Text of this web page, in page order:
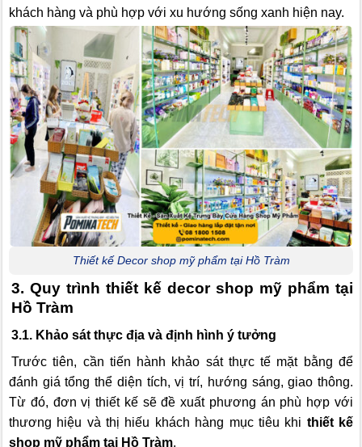
khách hàng và phù hợp với xu hướng sống xanh hiện nay.
Thiết kế Decor shop mỹ phẩm tại Hồ Tràm
3. Quy trình thiết kế decor shop mỹ phẩm tại
Hồ Tràm
3.1. Khảo sát thực địa và định hình ý tưởng
Trước tiên, cần tiến hành khảo sát thực tế mặt bằng để
đánh giá tổng thể diện tích, vị trí, hướng sáng, giao thông.
Từ đó, đơn vị thiết kế sẽ đề xuất phương án phù hợp với
thương hiệu và thị hiếu khách hàng mục tiêu khi thiết kế
shop mỹ phẩm tại Hồ Tràm.